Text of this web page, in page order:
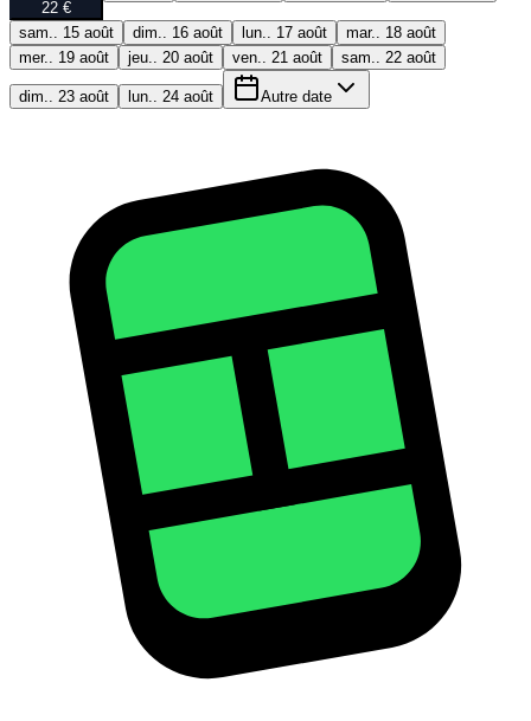
22 €
sam.. 15 août
dim.. 16 août lun.. 17 août
mar.. 18 août
mer.. 19 août
jeu.. 20 août ven.. 21 août sam.. 22 août
dim.. 23 août lun.. 24 août Autre date